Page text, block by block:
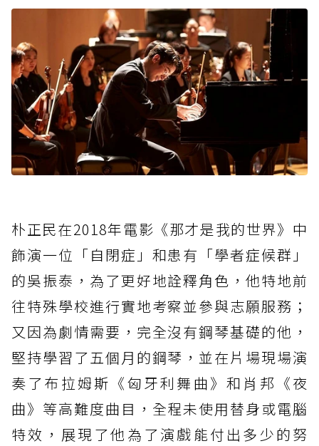
朴正民在2018年電影《那才是我的世界》中
飾演一位「自閉症」和患有「學者症候群」
的吳振泰，為了更好地詮釋角色，他特地前
往特殊學校進行實地考察並參與志願服務；
又因為劇情需要，完全沒有鋼琴基礎的他，
堅持學習了五個月的鋼琴，並在片場現場演
奏了布拉姆斯《匈牙利舞曲》和肖邦《夜
曲》等高難度曲目，全程未使用替身或電腦
特效，展現了他為了演戲能付出多少的努